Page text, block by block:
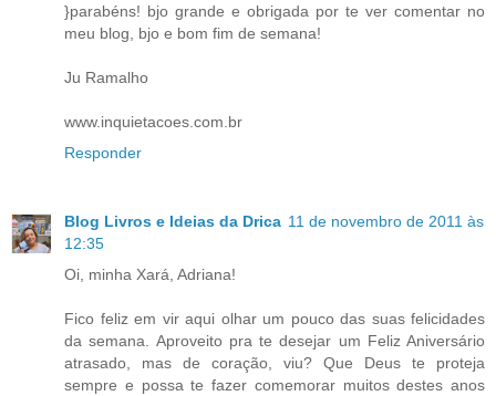
}parabéns! bjo grande e obrigada por te ver comentar no
meu blog, bjo e bom fim de semana!
Ju Ramalho
www.inquietacoes.com.br
Responder
Blog Livros e Ideias da Drica 11 de novembro de 2011 às
12:35
Oi, minha Xará, Adriana!
Fico feliz em vir aqui olhar um pouco das suas felicidades
da semana. Aproveito pra te desejar um Feliz Aniversário
atrasado, mas de coração, viu? Que Deus te proteja
sempre e possa te fazer comemorar muitos destes anos